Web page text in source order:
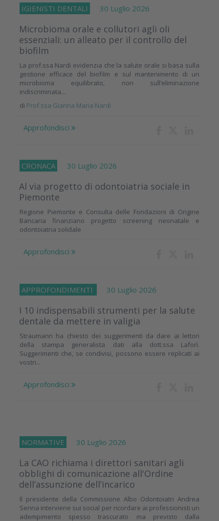
IGIENISTI DENTALI 30 Luglio 2026
Microbioma orale e collutori agli oli
essenziali: un alleato per il controllo del
biofilm
La prof.ssa Nardi evidenzia che la salute orale si basa sulla
gestione efficace del biofilm e sul mantenimento di un
microbioma equilibrato, non sull’eliminazione
indiscriminata...
di Prof.ssa Gianna Maria Nardi
Approfondisci
CRONACA 30 Luglio 2026
Al via progetto di odontoiatria sociale in
Piemonte
Regione Piemonte e Consulta delle Fondazioni di Origine
Bancaria finanziano progetto screening neonatale e
odontoiatria solidale
Approfondisci
APPROFONDIMENTI 30 Luglio 2026
I 10 indispensabili strumenti per la salute
dentale da mettere in valigia
Straumann ha chiesto dei suggerimenti da dare ai lettori
della stampa generalista dati alla dott.ssa Laforì.
Suggerimenti che, se condivisi, possono essere replicati ai
vostri...
Approfondisci
NORMATIVE 30 Luglio 2026
La CAO richiama i direttori sanitari agli
obblighi di comunicazione all'Ordine
dell’assunzione dell’incarico
Il presidente della Commissione Albo Odontoiatri Andrea
Senna interviene sui social per ricordare ai professionisti un
adempimento spesso trascurato ma previsto dalla